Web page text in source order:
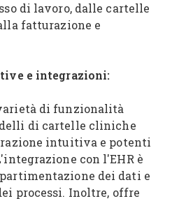
di lavoro, dalle cartelle
fatturazione e
e integrazioni:
di funzionalità
di cartelle cliniche
intuitiva e potenti
con l'EHR è
dei dati e
processi. Inoltre, offre